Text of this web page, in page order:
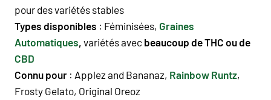
pour des variétés stables
Types disponibles : Féminisées, Graines
Automatiques variétés avec beaucoup de THC ou de
CBD
Connu pour : Applez and Bananaz, Rainbow Runtz,
Frosty Gelato, Original Oreoz